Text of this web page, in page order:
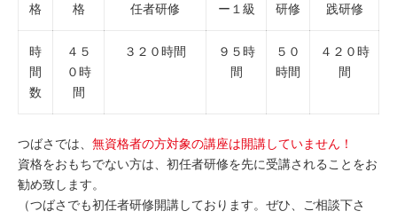
格
格
任者研修
ー１級
研修
践研修
時
間
数
４５
０時
間
３２０時間
９５時
間
５０
時間
４２０時
間
つばさでは、 無資格者の方対象の講座は開講していません！
資格をおもちでない方は、初任者研修を先に受講されることをお
勧め致します。
（つばさでも初任者研修開講しております。ぜひ、ご相談下さ